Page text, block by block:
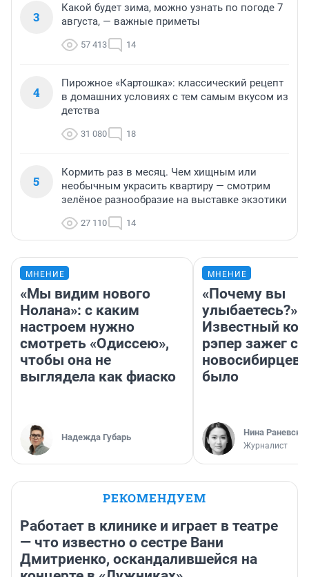
3
Какой будет зима, можно узнать по погоде 7
августа, — важные приметы
57 413 14
4
Пирожное «Картошка»: классический рецепт
в домашних условиях с тем самым вкусом из
детства
31 080 18
5
Кормить раз в месяц. Чем хищным или
необычным украсить квартиру — смотрим
зелёное разнообразие на выставке экзотики
27 110 14
МНЕНИЕ
«Мы видим нового
Нолана»: с каким
настроем нужно
смотреть «Одиссею»,
чтобы она не
выглядела как фиаско
Надежда Губарь
МНЕНИЕ
«Почему вы
улыбаетесь?»
Известный
рэпер зажег с
новосибирцев:
было
Нина
Журналист
РЕКОМЕНДУЕМ
Работает в клинике и играет в театре
— что известно о сестре Вани
Дмитриенко, оскандалившейся на